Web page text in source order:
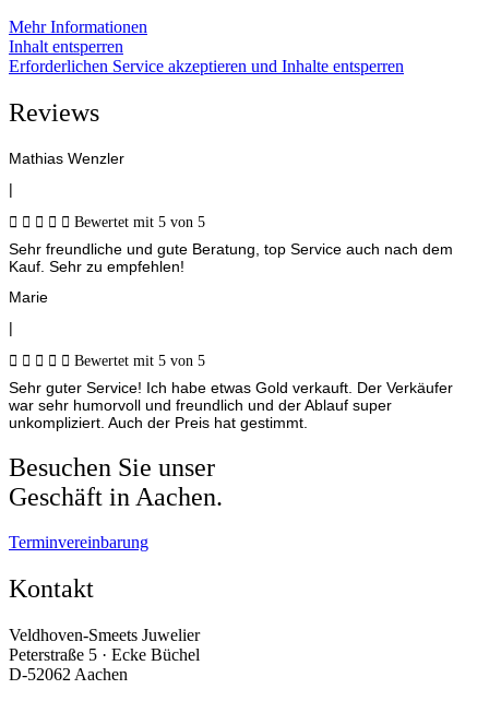
Mehr Informationen
Inhalt entsperren
Erforderlichen Service akzeptieren und Inhalte entsperren
Reviews
Mathias Wenzler
|
     Bewertet mit 5 von 5
Sehr freundliche und gute Beratung, top Service auch nach dem
Kauf. Sehr zu empfehlen!
Marie
|
     Bewertet mit 5 von 5
Sehr guter Service! Ich habe etwas Gold verkauft. Der Verkäufer
war sehr humorvoll und freundlich und der Ablauf super
unkompliziert. Auch der Preis hat gestimmt.
Besuchen Sie unser
Geschäft in Aachen.
Terminvereinbarung
Kontakt
Veldhoven-Smeets Juwelier
Peterstraße 5 · Ecke Büchel
D-52062 Aachen